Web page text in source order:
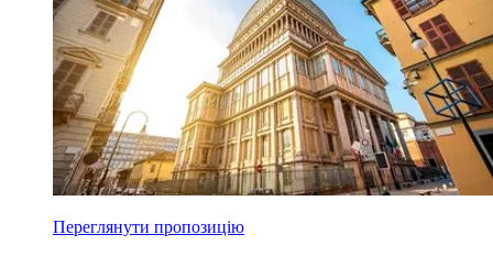
Переглянути пропозицію